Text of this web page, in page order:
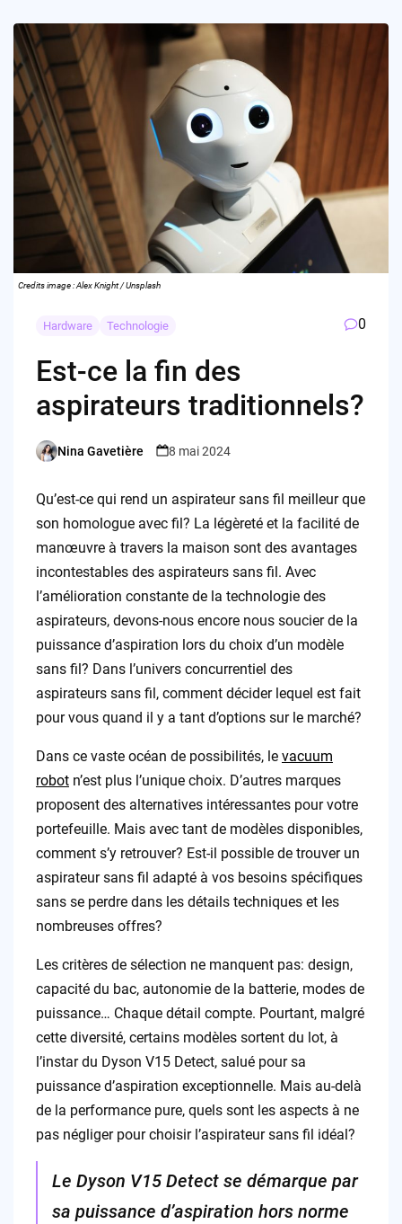
Credits image : Alex Knight / Unsplash
Hardware Technologie 0
Est-ce la fin des
aspirateurs traditionnels?
Posted
Nina Gavetière 8 mai 2024
Qu’est-ce qui rend un aspirateur sans fil meilleur que
son homologue avec fil? La légèreté et la facilité de
manœuvre à travers la maison sont des avantages
incontestables des aspirateurs sans fil. Avec
l’amélioration constante de la technologie des
aspirateurs, devons-nous encore nous soucier de la
puissance d’aspiration lors du choix d’un modèle
sans fil? Dans l’univers concurrentiel des
aspirateurs sans fil, comment décider lequel est fait
pour vous quand il y a tant d’options sur le marché?
Dans ce vaste océan de possibilités, le vacuum
robotn’est plus l’unique choix. D’autres marques
proposent des alternatives intéressantes pour votre
portefeuille. Mais avec tant de modèles disponibles,
comment s’y retrouver? Est-il possible de trouver un
aspirateur sans fil adapté à vos besoins spécifiques
sans se perdre dans les détails techniques et les
nombreuses offres?
Les critères de sélection ne manquent pas: design,
capacité du bac, autonomie de la batterie, modes de
puissance… Chaque détail compte. Pourtant, malgré
cette diversité, certains modèles sortent du lot, à
l’instar du Dyson V15 Detect, salué pour sa
puissance d’aspiration exceptionnelle. Mais au-delà
de la performance pure, quels sont les aspects à ne
pas négliger pour choisir l’aspirateur sans fil idéal?
Le Dyson V15 Detect se démarque par
sa puissance d’aspiration hors norme